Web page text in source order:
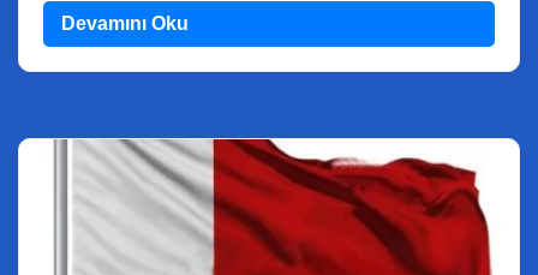
Devamını Oku